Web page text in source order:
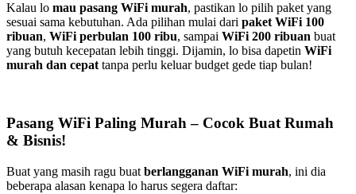
Kalau lo mau pasang WiFi murah, pastikan lo pilih paket yang
sesuai sama kebutuhan. Ada pilihan mulai dari paket WiFi 100
ribuan, WiFi perbulan 100 ribu, sampai WiFi 200 ribuan buat
yang butuh kecepatan lebih tinggi. Dijamin, lo bisa dapetin WiFi
murah dan cepat tanpa perlu keluar budget gede tiap bulan!
Pasang WiFi Paling Murah – Cocok Buat Rumah
& Bisnis!
Buat yang masih ragu buat berlangganan WiFi murah, ini dia
beberapa alasan kenapa lo harus segera daftar: